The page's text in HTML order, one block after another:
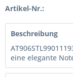
Artikel-Nr.:
Beschreibung
eine elegante